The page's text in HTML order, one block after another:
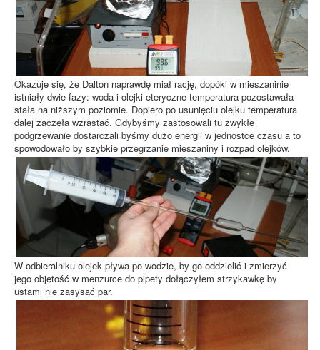
Okazuje się, że Dalton naprawdę miał rację, dopóki w mieszaninie
istniały dwie fazy: woda i olejki eteryczne temperatura pozostawała
stała na niższym poziomie. Dopiero po usunięciu olejku temperatura
dalej zaczęła wzrastać. Gdybyśmy zastosowali tu zwykłe
podgrzewanie dostarczali byśmy dużo energii w jednostce czasu a to
spowodowało by szybkie przegrzanie mieszaniny i rozpad olejków.
W odbieralniku olejek pływa po wodzie, by go oddzielić i zmierzyć
jego objętość w menzurce do pipety dołączyłem strzykawkę by
ustami nie zasysać par.